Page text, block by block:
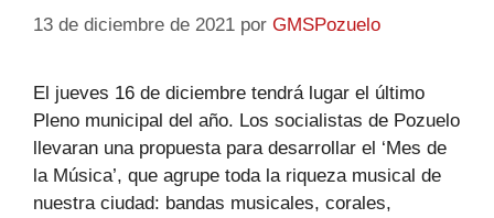
13 de diciembre de 2021 por GMSPozuelo
El jueves 16 de diciembre tendrá lugar el último
Pleno municipal del año. Los socialistas de Pozuelo
llevaran una propuesta para desarrollar el ‘Mes de
la Música’, que agrupe toda la riqueza musical de
nuestra ciudad: bandas musicales, corales,